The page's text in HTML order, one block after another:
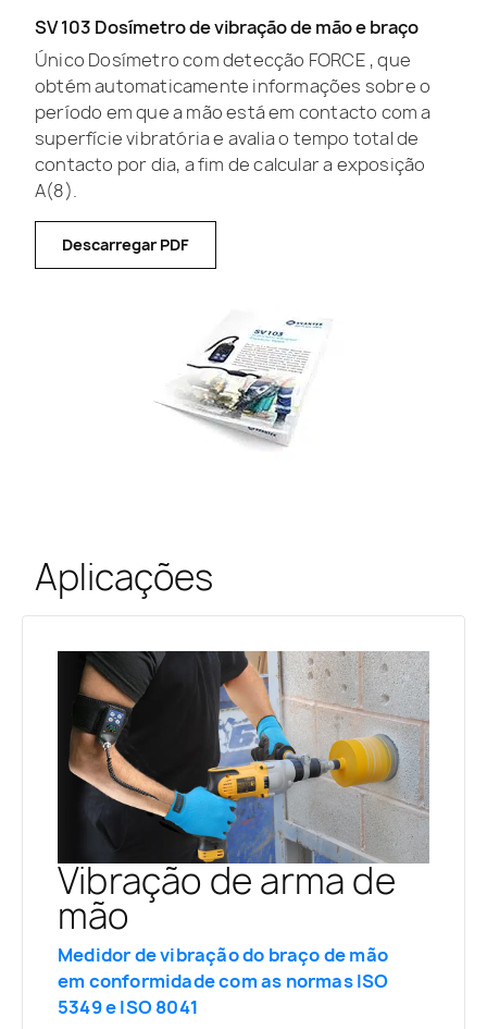
SV 103 Dosímetro de vibração de mão e braço
Único Dosímetro com detecção FORCE , que
obtém automaticamente informações sobre o
período em que a mão está em contacto com a
superfície vibratória e avalia o tempo total de
contacto por dia, a fim de calcular a exposição
A(8).
Descarregar PDF
Aplicações
Vibração de arma de
mão
Medidor de vibração do braço de mão
em conformidade com as normas ISO
5349 e ISO 8041